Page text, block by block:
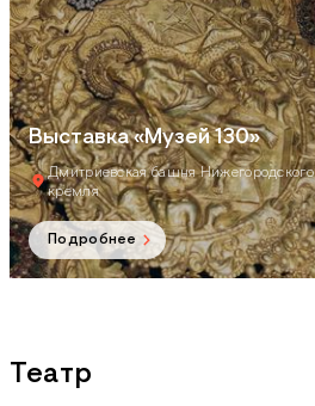
Выставка «Музей 130»
Дмитриевская башня Нижегородского
кремля
Подробнее
Театр